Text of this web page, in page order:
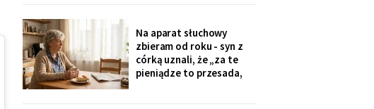
czegoś mniejszego".
Niczego nie szukam. Nic
nie sprzedaję.
Na aparat słuchowy
zbieram od roku - syn z
córką uznali, że „za te
pieniądze to przesada,